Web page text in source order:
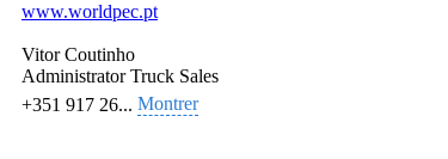
www.worldpec.pt
Vitor Coutinho
Administrator Truck Sales
+351 917 26... Montrer